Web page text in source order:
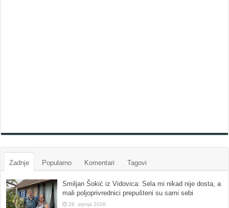
Zadnje Popularno Komentari Tagovi
Smiljan Šokić iz Vidovica: Sela mi nikad nije dosta, a
mali poljoprivrednici prepušteni su sami sebi
28. srpnja 2026.